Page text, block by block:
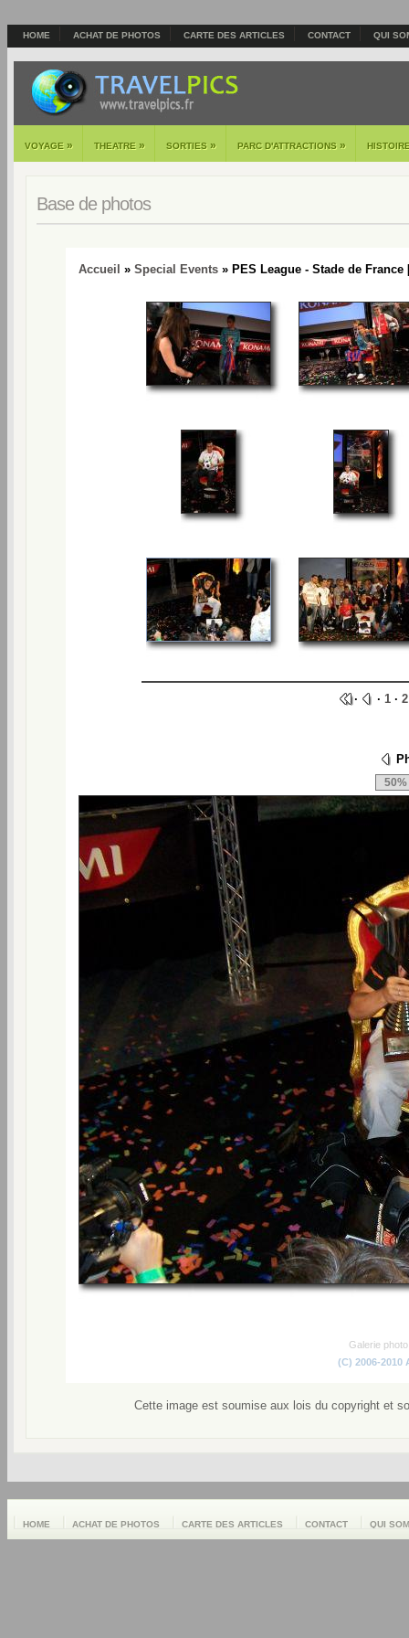
HOME ACHAT DE PHOTOS CARTE DES ARTICLES CONTACT QUI
VOYAGE » THEATRE » SORTIES » PARC D'ATTRACTIONS »
Base de photos
Accueil » Special Events » PES League - Stade de France
· · 1 · 2
Galerie
(C) 2006-2010
Cette image est soumise aux lois du copyright et
HOME ACHAT DE PHOTOS CARTE DES ARTICLES CONTACT QUI